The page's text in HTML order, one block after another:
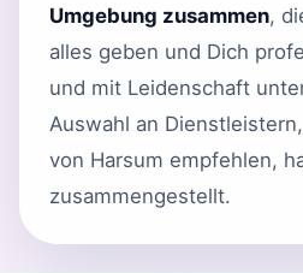
Umgebung zusammen,
alles geben und Dich
und mit Leidenschaft
Auswahl an
von Harsum empfehlen,
zusammengestellt.